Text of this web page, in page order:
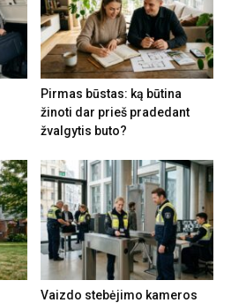
Pirmas būstas: ką būtina
žinoti dar prieš pradedant
žvalgytis buto?
Vaizdo stebėjimo kameros